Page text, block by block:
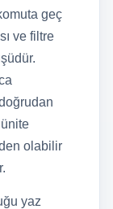
geç
ve filtre
olabilir
yaz